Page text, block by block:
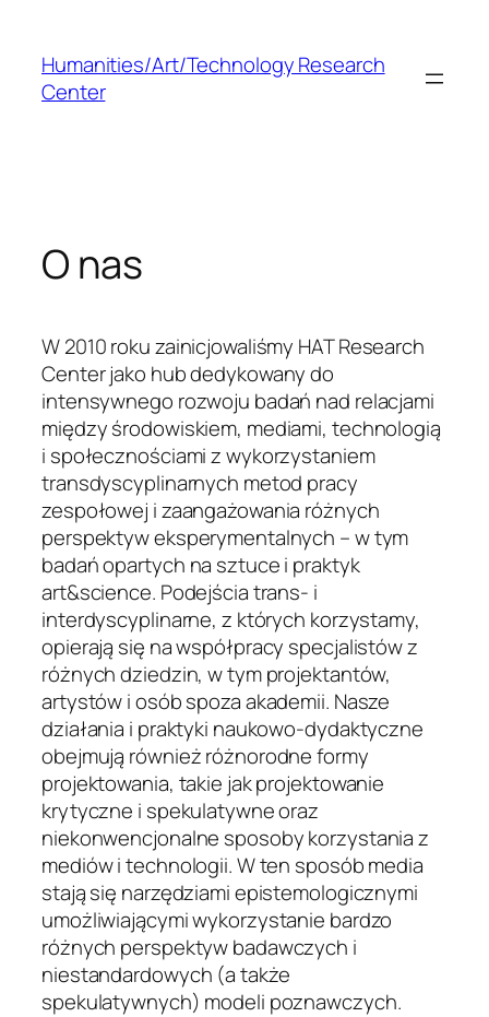
treściHumanities/Art/Technology Research
Center
O nas
W 2010 roku zainicjowaliśmy HAT Research
Center jako hub dedykowany do
intensywnego rozwoju badań nad relacjami
między środowiskiem, mediami, technologią
i społecznościami z wykorzystaniem
transdyscyplinarnych metod pracy
zespołowej i zaangażowania różnych
perspektyw eksperymentalnych – w tym
badań opartych na sztuce i praktyk
art&science. Podejścia trans- i
interdyscyplinarne, z których korzystamy,
opierają się na współpracy specjalistów z
różnych dziedzin, w tym projektantów,
artystów i osób spoza akademii. Nasze
działania i praktyki naukowo-dydaktyczne
obejmują również różnorodne formy
projektowania, takie jak projektowanie
krytyczne i spekulatywne oraz
niekonwencjonalne sposoby korzystania z
mediów i technologii. W ten sposób media
stają się narzędziami epistemologicznymi
umożliwiającymi wykorzystanie bardzo
różnych perspektyw badawczych i
niestandardowych (a także
spekulatywnych) modeli poznawczych.